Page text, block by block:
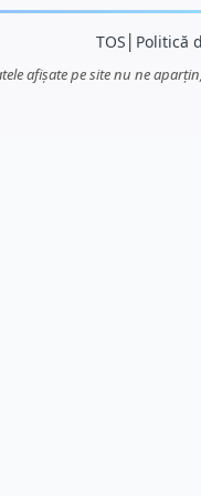
TOS Politică
afișate pe site nu ne